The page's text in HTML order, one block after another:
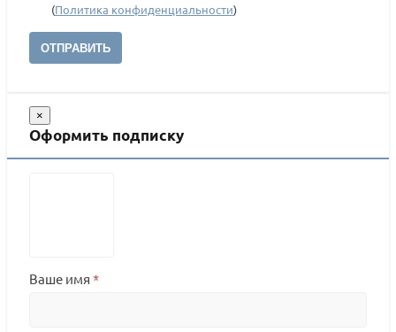
(Политика конфиденциальности)
ОТПРАВИТЬ
×
Оформить подписку
Ваше имя *